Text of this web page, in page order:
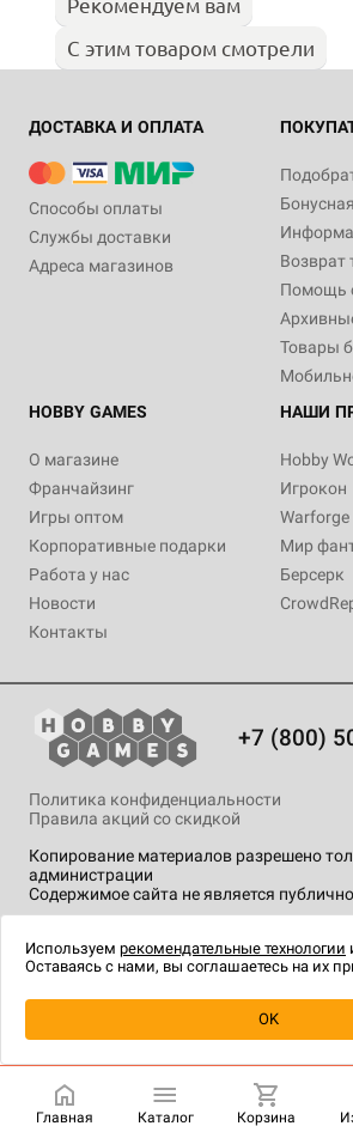
Уведомить о
С этим товаром смотрели
ДОСТАВКА И ОПЛАТА
Способы оплаты
Службы доставки
Адреса магазинов
Возврат
Помощь
Товары
HOBBY GAMES
О магазине
Франчайзинг
Игры оптом
Корпоративные подарки
Работа у нас
Новости
Контакты
НАШИ
Hobby
Игрокон
Warforge
Мир
Берсерк
+7 (800)
Копирование материалов разрешено
администрации
Содержимое сайта не является
Политика конфиденциальности
Правила акций со скидкой
технологии.
Главная Каталог Корзина
Используем рекомендательные технологии
Оставаясь с нами, вы соглашаетесь на их
OK